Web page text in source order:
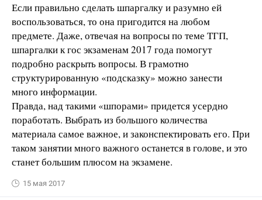
Если правильно сделать шпаргалку и разумно ей
воспользоваться, то она пригодится на любом
предмете. Даже, отвечая на вопросы по теме ТГП,
шпаргалки к гос экзаменам 2017 года помогут
подробно раскрыть вопросы. В грамотно
структурированную «подсказку» можно занести
много информации.
Правда, над такими «шпорами» придется усердно
поработать. Выбрать из большого количества
материала самое важное, и законспектировать его. При
таком занятии много важного останется в голове, и это
станет большим плюсом на экзамене.
15 мая 2017